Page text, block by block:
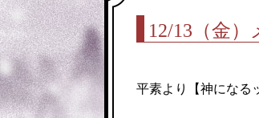
12/13（金
平素より【神になる